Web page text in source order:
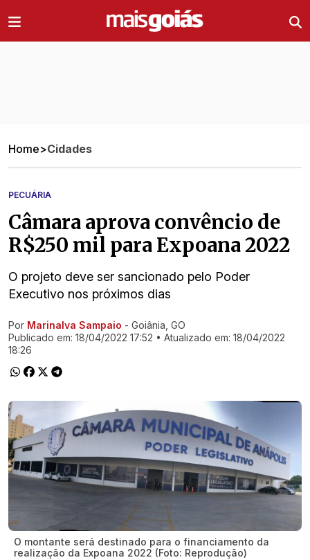
Home>Cidades
PECUÁRIA
Câmara aprova convêncio de
R$250 mil para Expoana 2022
O projeto deve ser sancionado pelo Poder
Executivo nos próximos dias
Ir direto pra matéria
Por Marinalva Sampaio - Goiânia, GO
Publicado em: 18/04/2022 17:52 • Atualizado em: 18/04/2022
18:26
O montante será destinado para o financiamento da
realização da Expoana 2022 (Foto: Reprodução)